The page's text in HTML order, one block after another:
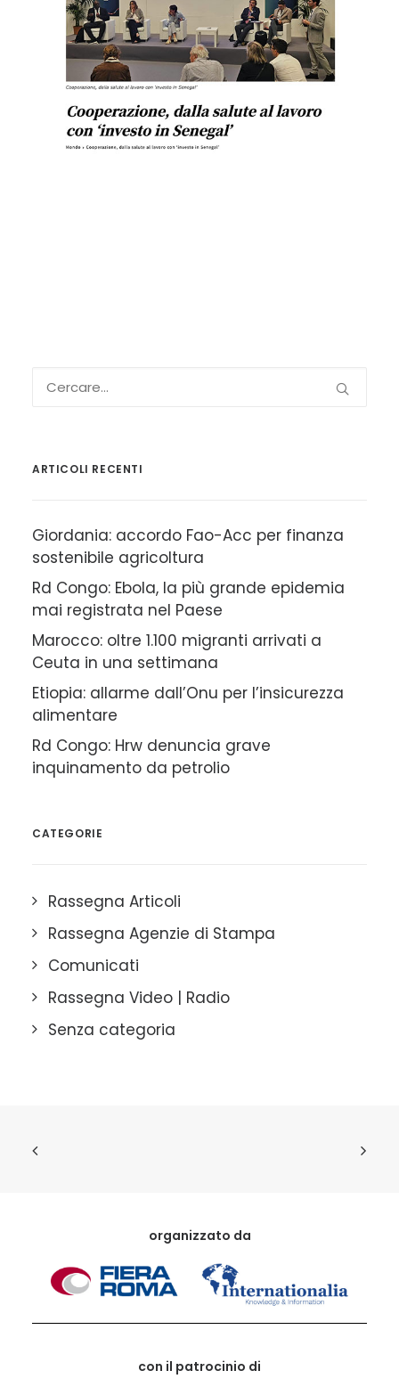
ARTICOLI RECENTI
Giordania: accordo Fao-Acc per finanza
sostenibile agricoltura
Rd Congo: Ebola, la più grande epidemia
mai registrata nel Paese
Marocco: oltre 1.100 migranti arrivati a
Ceuta in una settimana
Etiopia: allarme dall’Onu per l’insicurezza
alimentare
Rd Congo: Hrw denuncia grave
inquinamento da petrolio
CATEGORIE
Rassegna Articoli
Rassegna Agenzie di Stampa
Comunicati
Rassegna Video | Radio
Senza categoria
organizzato da
con il patrocinio di